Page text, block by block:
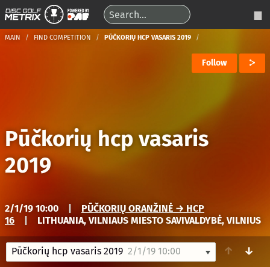
MAIN FIND COMPETITION PŪČKORIŲ HCP VASARIS 2019
Follow
Pūčkorių hcp vasaris
2019
2/1/19 10:00
PŪČKORIŲ ORANŽINĖ → HCP
16
LITHUANIA, VILNIAUS MIESTO SAVIVALDYBĖ, VILNIUS
Pūčkorių hcp vasaris 2019 2/1/19 10:00 ↑ ↓